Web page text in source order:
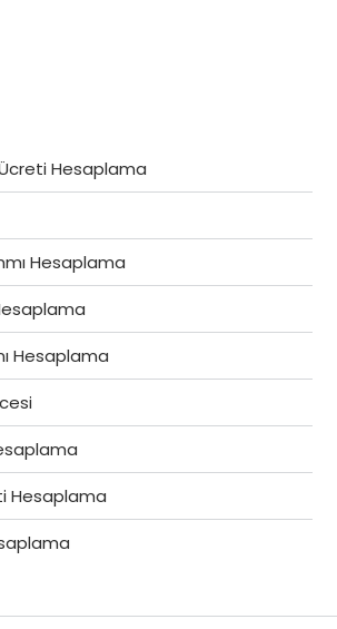
Hesaplama
Hesaplama
Hesaplama
Hesaplama